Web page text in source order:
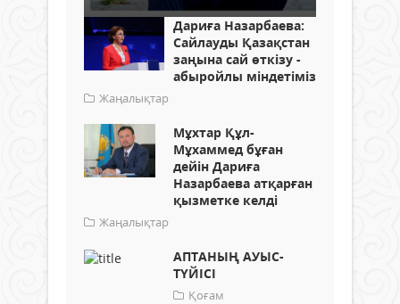
Дариға Назарбаева:
Сайлауды Қазақстан
заңына сай өткізу -
абыройлы міндетіміз
Жаңалықтар
Мұхтар Құл-
Мұхаммед бұған
дейін Дариға
Назарбаева атқарған
қызметке келді
Жаңалықтар
АПТАНЫҢ АУЫС-
ТҮЙІСІ
Қоғам